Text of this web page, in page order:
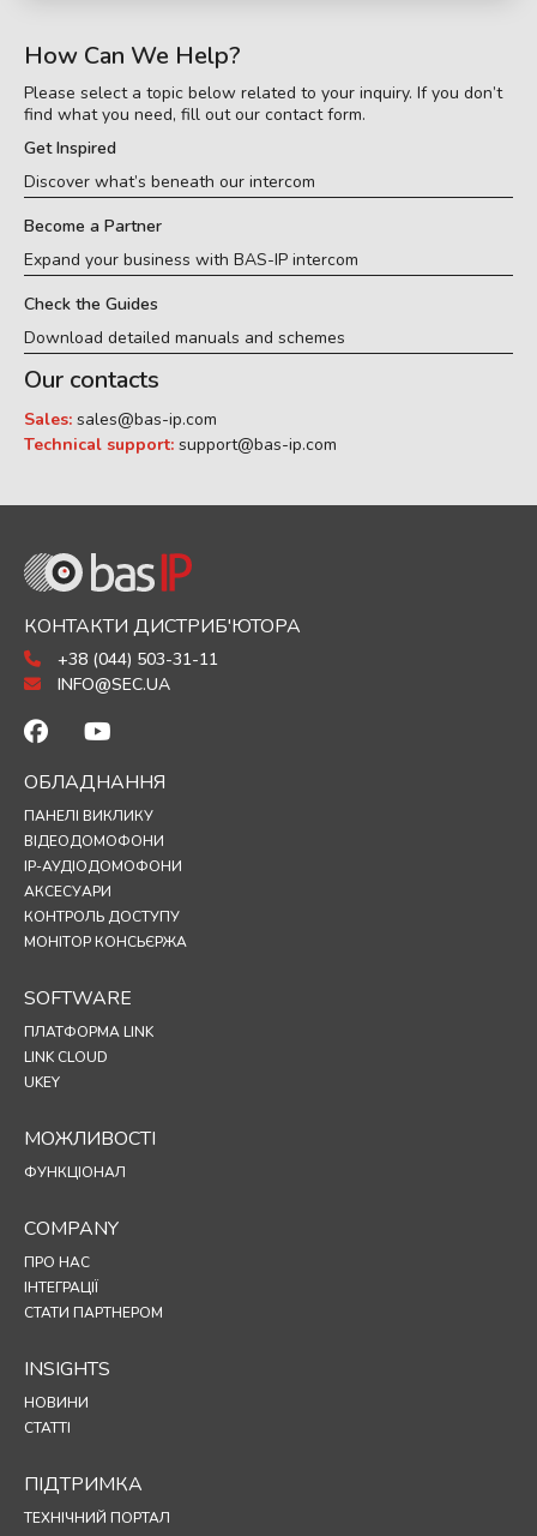
How Can We Help?
Please select a topic below related to your inquiry. If you don’t
find what you need, fill out our contact form.
Get Inspired
Discover what’s beneath our intercom
Become a Partner
Expand your business with BAS-IP intercom
Check the Guides
Download detailed manuals and schemes
Our contacts
Sales: sales@bas-ip.com
Technical support: support@bas-ip.com
КОНТАКТИ ДИСТРИБ'ЮТОРА
+38 (044) 503-31-11
INFO@SEC.UA
ОБЛАДНАННЯ
ПАНЕЛІ ВИКЛИКУ
ВІДЕОДОМОФОНИ
IP-АУДІОДОМОФОНИ
АКСЕСУАРИ
КОНТРОЛЬ ДОСТУПУ
МОНІТОР КОНСЬЄРЖА
SOFTWARE
ПЛАТФОРМА LINK
LINK CLOUD
UKEY
МОЖЛИВОСТІ
ФУНКЦІОНАЛ
COMPANY
ПРО НАС
ІНТЕГРАЦІЇ
СТАТИ ПАРТНЕРОМ
INSIGHTS
НОВИНИ
СТАТТІ
ПІДТРИМКА
ТЕХНІЧНИЙ ПОРТАЛ